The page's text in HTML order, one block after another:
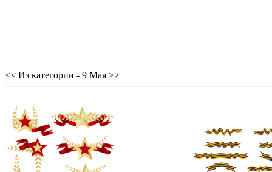
<< Из категории - 9 Мая >>